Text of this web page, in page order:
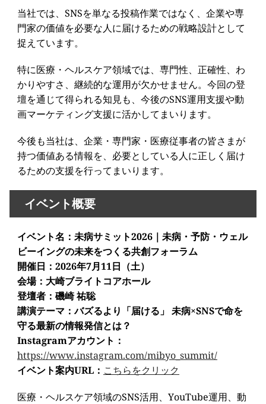
当社では、SNSを単なる投稿作業ではなく、企業や専
門家の価値を必要な人に届けるための戦略設計として
捉えています。
特に医療・ヘルスケア領域では、専門性、正確性、わ
かりやすさ、継続的な運用が欠かせません。今回の登
壇を通じて得られる知見も、今後のSNS運用支援や動
画マーケティング支援に活かしてまいります。
今後も当社は、企業・専門家・医療従事者の皆さまが
持つ価値ある情報を、必要としている人に正しく届け
るための支援を行ってまいります。
イベント概要
イベント名：未病サミット2026｜未病・予防・ウェル
ビーイングの未来をつくる共創フォーラム
開催日：2026年7月11日（土）
会場：大崎ブライトコアホール
登壇者：磯崎 祐聡
講演テーマ：バズるより「届ける」 未病×SNSで命を
守る最新の情報発信とは？
Instagramアカウント：
https://www.instagram.com/mibyo_summit/
イベント案内URL： こちらをクリック
医療・ヘルスケア領域のSNS活用、YouTube運用、動